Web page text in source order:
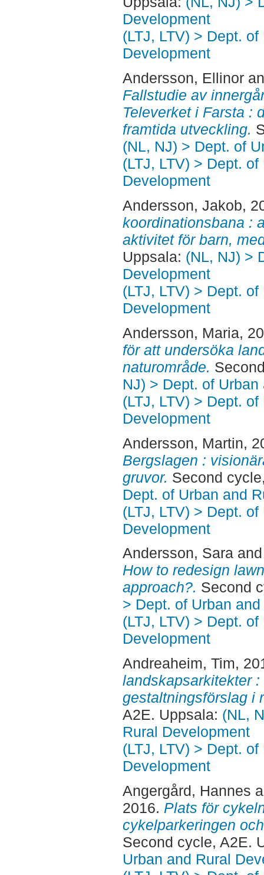
Development
(LTJ, LTV) > Dept.
Development
Andersson, Ellinor
Fallstudie av
Televerket i Farsta :
framtida utveckling.
(NL, NJ) > Dept. of
(LTJ, LTV) > Dept.
Development
Andersson, Jakob,
koordinationsbana :
aktivitet för barn,
Uppsala: (NL, NJ) >
Development
(LTJ, LTV) > Dept.
Development
Andersson, Maria,
för att undersöka
naturområde.
NJ) > Dept. of
(LTJ, LTV) > Dept.
Development
Andersson, Martin,
Bergslagen :
gruvor. Second
Dept. of Urban and
(LTJ, LTV) > Dept.
Development
Andersson, Sara
How to redesign
approach?. Second
> Dept. of Urban
(LTJ, LTV) > Dept.
Development
Andreaheim, Tim,
landskapsarkitekter
gestaltningsförslag i
A2E. Uppsala: (NL,
Rural Development
(LTJ, LTV) > Dept.
Development
Angergård, Hannes
2016. Plats för
cykelparkeringen
Second cycle, A2E.
Urban and Rural